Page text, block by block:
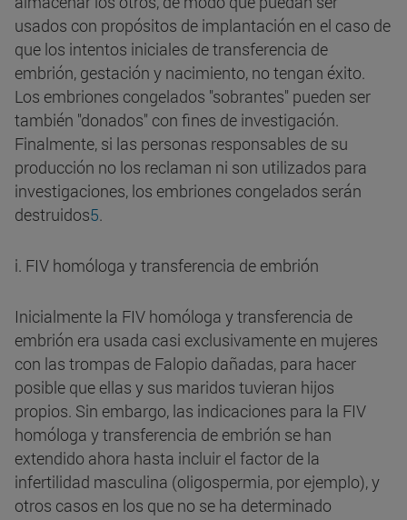
usados con propósitos de implantación en el caso de
que los intentos iniciales de transferencia de
embrión, gestación y nacimiento, no tengan éxito.
Los embriones congelados "sobrantes" pueden ser
también "donados" con fines de investigación.
Finalmente, si las personas responsables de su
producción no los reclaman ni son utilizados para
investigaciones, los embriones congelados serán
destruidos5.
i. FIV homóloga y transferencia de embrión
Inicialmente la FIV homóloga y transferencia de
embrión era usada casi exclusivamente en mujeres
con las trompas de Falopio dañadas, para hacer
posible que ellas y sus maridos tuvieran hijos
propios. Sin embargo, las indicaciones para la FIV
homóloga y transferencia de embrión se han
extendido ahora hasta incluir el factor de la
infertilidad masculina (oligospermia, por ejemplo), y
otros casos en los que no se ha determinado